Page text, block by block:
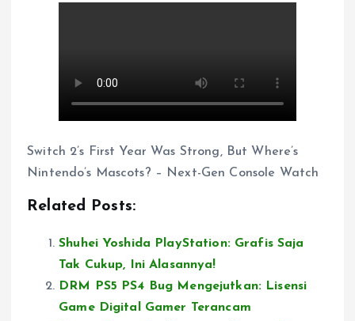
Switch 2’s First Year Was Strong, But Where’s
Nintendo’s Mascots? – Next-Gen Console Watch
Related Posts:
Shuhei Yoshida PlayStation: Grafis Saja
Tak Cukup, Ini Alasannya!
DRM PS5 PS4 Bug Mengejutkan: Lisensi
Game Digital Gamer Terancam